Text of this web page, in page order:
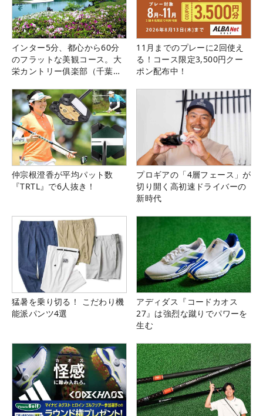
インター5分、都心から60分
のフラットな美観コース。大
栄カントリー俱楽部（千葉
11月までのプレーに2回使え
る！コース限定3,500円クー
ポン配布中！
仲宗根澄香が平均パット数
『TRTL』で6人抜き！
プロギアの「4層フェース」が
切り開く高初速ドライバーの
新時代
猛暑を乗り切る！ こだわり機
能派パンツ4選
アディダス『コードカオス
27』は強烈な蹴りでパワーを
生む